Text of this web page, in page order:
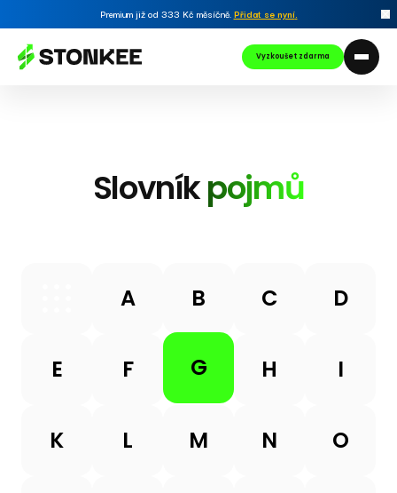
Premium již od 333 Kč měsíčně. Přidat se nyní.
Vyzkoušet zdarma
Slovníkpojmů
A B C D
E F G H I
K L M N O